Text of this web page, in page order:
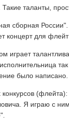
таланты,
сборная
концерт для
играет
так
было написано.
Я играю с